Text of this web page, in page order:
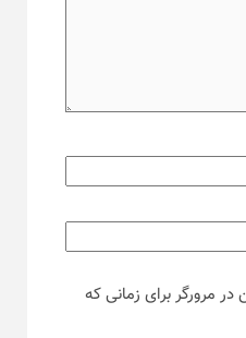
مرورگر برای زمانی که